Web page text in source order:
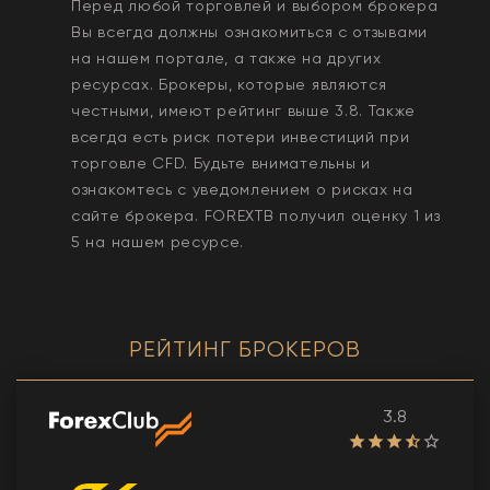
Перед любой торговлей и выбором брокера
Вы всегда должны ознакомиться с отзывами
на нашем портале, а также на других
ресурсах. Брокеры, которые являются
честными, имеют рейтинг выше 3.8. Также
всегда еcть риск потери инвестиций при
торговле CFD. Будьте внимательны и
ознакомтесь с уведомлением о рисках на
сайте брокера. FOREXTB получил оценку 1 из
5 на нашем ресурсе.
РЕЙТИНГ БРОКЕРОВ
3.8